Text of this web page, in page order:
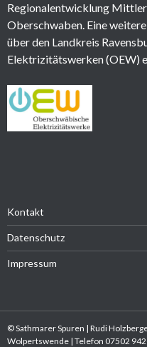
Regionalentwicklung
Oberschwaben. Eine
über den Landkreis
Elektrizitätswerken (OEW)
Kontakt
Datenschutz
Impressum
© Sathmarer Spuren | Rudi
Wolpertswende | Telefon 07502